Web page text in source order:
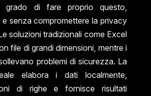
grado di fare proprio questo,
e senza compromettere la privacy
soluzioni tradizionali come Excel
file di grandi dimensioni, mentre i
problemi di sicurezza. La
elabora i dati localmente,
di righe e fornisce risultati